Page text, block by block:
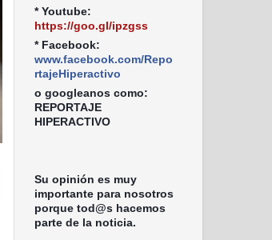
* Youtube:
https://goo.gl/ipzgss
* Facebook:
www.facebook.com/Repo
rtajeHiperactivo
o googleanos como:
REPORTAJE
HIPERACTIVO
Su opinión es muy
importante para nosotros
porque tod@s hacemos
parte de la noticia.